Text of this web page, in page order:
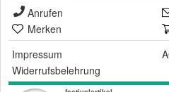
Anrufen
Merken
Impressum
Widerrufsbelehrung